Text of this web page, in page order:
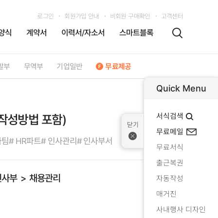
식 계약서 이력서/자소서 스마트블록
로그인 회원가입 안내 비회원 구매확인 고객센터
부 무역부 기업일반 무료제공
성방법 포함)
# HR파트# 인사관리 # 인사부서
부 채용관리
Quick Menu
서식검색
무료메일
무료서식
출근복권
자동작성
매거진
사내행사 디자인